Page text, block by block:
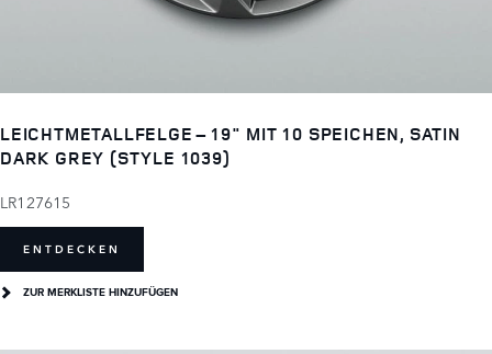
LEICHTMETALLFELGE – 19" MIT 10 SPEICHEN, SATIN
DARK GREY (STYLE 1039)
LR127615
ENTDECKEN
ZUR MERKLISTE HINZUFÜGEN